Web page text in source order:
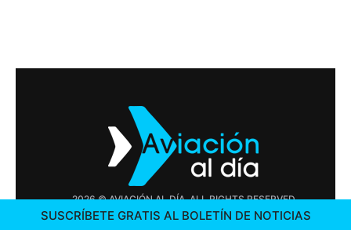
2026 © AVIACIÓN AL DÍA. ALL RIGHTS RESERVED
SUSCRÍBETE GRATIS AL BOLETÍN DE NOTICIAS